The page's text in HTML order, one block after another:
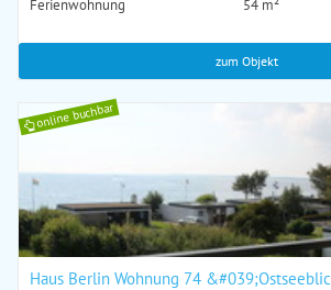
Ferienwohnung 54 m²
zum Objekt
online buchbar
Haus Berlin Wohnung 74